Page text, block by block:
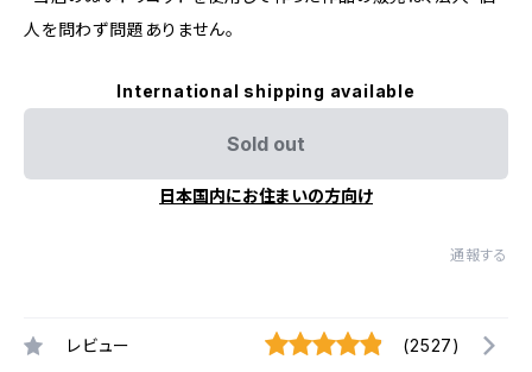
人を問わず問題ありません。
International shipping available
Sold out
日本国内にお住まいの方向け
通報する
レビュー (2527)